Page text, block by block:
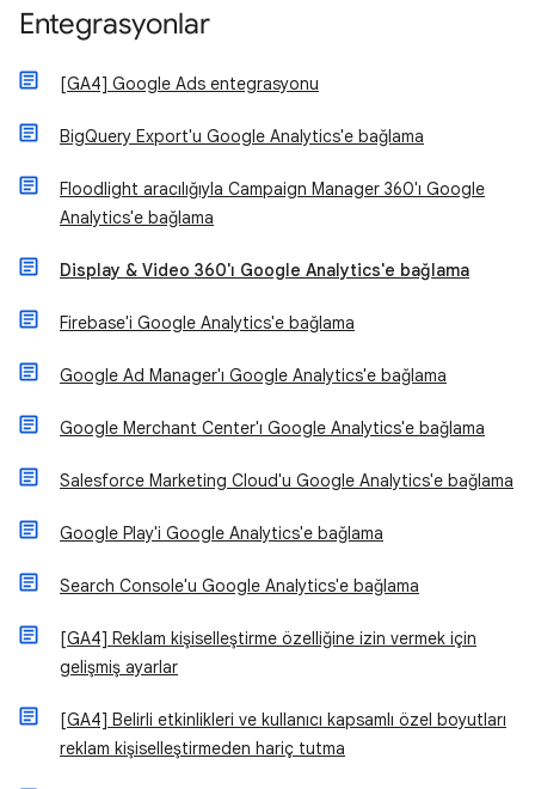
Entegrasyonlar
[GA4] Google Ads entegrasyonu
BigQuery Export'u Google Analytics'e bağlama
Floodlight aracılığıyla Campaign Manager 360'ı Google
Analytics'e bağlama
Display & Video 360'ı Google Analytics'e bağlama
Firebase'i Google Analytics'e bağlama
Google Ad Manager'ı Google Analytics'e bağlama
Google Merchant Center'ı Google Analytics'e bağlama
Salesforce Marketing Cloud'u Google Analytics'e bağlama
Google Play'i Google Analytics'e bağlama
Search Console'u Google Analytics'e bağlama
[GA4] Reklam kişiselleştirme özelliğine izin vermek için
gelişmiş ayarlar
[GA4] Belirli etkinlikleri ve kullanıcı kapsamlı özel boyutları
reklam kişiselleştirmeden hariç tutma